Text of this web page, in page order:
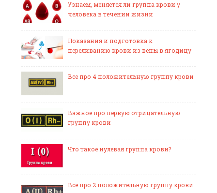
Узнаем, меняется ли группа крови у
человека в течении жизни
Показания и подготовка к
переливанию крови из вены в ягодицу
Все про 4 положительную группу крови
Важное про первую отрицательную
группу крови
Что такое нулевая группа крови?
Все про 2 положительную группу крови